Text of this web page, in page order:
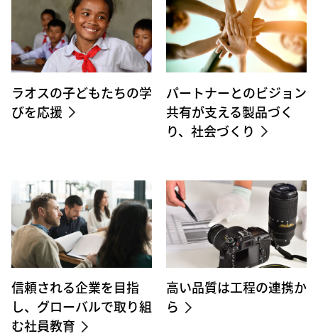
ラオスの子どもたちの学
びを応援
パートナーとのビジョン
共有が支える製品づく
り、社会づくり
信頼される企業を目指
し、グローバルで取り組
む社員教育
高い品質は工程の連携か
ら